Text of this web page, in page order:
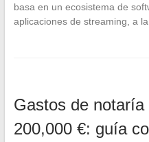
basa en un ecosistema de
aplicaciones de streaming, a
Gastos de
200,000 €: guía